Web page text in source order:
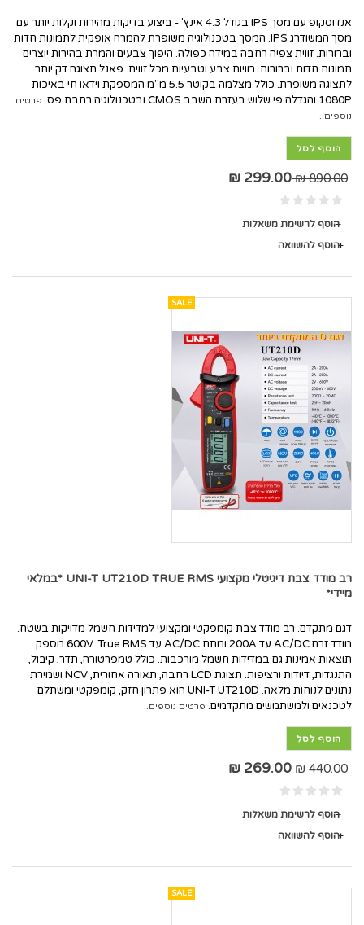
אנדוסקופ עם מסך IPS בגודל 4.3 אינץ' - ביצוע בדיקות מהירות וקלות יותר עם
מסך המשודרג IPS. המסך בטכנולוגיה משופרת להמרה אופקית לתמונות חדות
וברורות. זווית צפיה רחבה במידה כפולה. היפוך צבעים והמרת בהירות יוצרים
תמונות חדות וברורות. רוויות צבע וטבעיות מכל זווית. פאנל תצוגה דק יותר
לתצוגה משופרת. כולל מצלמה בקוטר 5.5 מ"מ המספקת וידאו חי באיכות
1080P והגדלה פי שלוש בעזרת השבב CMOS ובטכנולוגיה רחבת פס.
פרטים
נוספים..
הוסף לסל
890.00 ₪
299.00 ₪
הוסף לרשימת משאלות
הוסף להשוואה
SALE
רב מודד צבת דיגיטלי מקצועי UNI-T UT210D TRUE RMS *במלאי
מיידי*
דגם מתקדם. רב מודד צבת קומפקטי ומקצועי למדידות חשמל מדויקות בשטח.
מודד זרם AC/DC עד 200A ומתח AC/DC עד 600V. True RMS מספק
תוצאות אמינות גם במדידות חשמל מורכבות. כולל טמפרטורה, תדר, קיבול,
התנגדות, דיודות ורציפות. תצוגת LCD רחבה, תאורה אחורית, NCV ושמירת
נתונים לנוחות מלאה. UNI-T UT210D הוא פתרון חזק, קומפקטי ומשתלם
לטכנאים ולמשתמשים מתקדמים. פרטים נוספים..
הוסף לסל
440.00 ₪
269.00 ₪
הוסף לרשימת משאלות
הוסף להשוואה
SALE